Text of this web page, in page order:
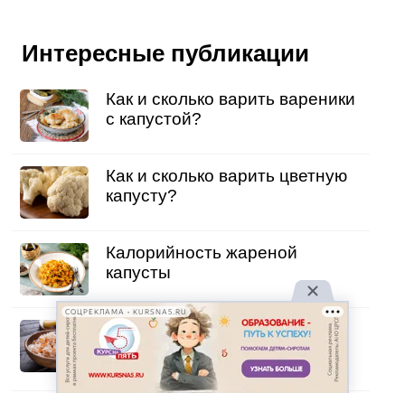
Интересные публикации
Как и сколько варить вареники
с капустой?
Как и сколько варить цветную
капусту?
Калорийность жареной
капусты
Почему квашеная капуста
кислая, горькая, тухлая и
плесневеет?
СОЦРЕКЛАМА • KURSNA5.RU